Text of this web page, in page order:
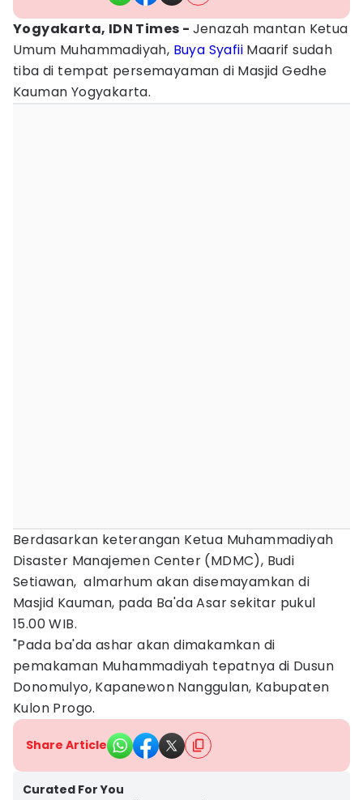
Yogyakarta, IDN Times - Jenazah mantan Ketua
Umum Muhammadiyah, Buya Syafii Maarif sudah
tiba di tempat persemayaman di Masjid Gedhe
Kauman Yogyakarta.
Berdasarkan keterangan Ketua Muhammadiyah
Disaster Manajemen Center (MDMC), Budi
Setiawan, almarhum akan disemayamkan di
Masjid Kauman, pada Ba'da Asar sekitar pukul
15.00 WIB.
"Pada ba'da ashar akan dimakamkan di
pemakaman Muhammadiyah tepatnya di Dusun
Donomulyo, Kapanewon Nanggulan, Kabupaten
Kulon Progo.
Share Article
Curated For You